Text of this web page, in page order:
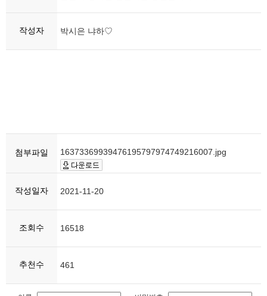
작성자 박시은 냐하♡
첨부파일 16373369939476195797974749216007.jpg
작성일자 2021-11-20
조회수 16518
추천수 461